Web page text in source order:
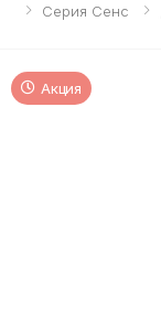
Серия Сенс
Акция